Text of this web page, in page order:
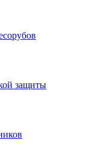
защиты